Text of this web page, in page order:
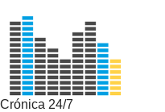
Crónica 24/7